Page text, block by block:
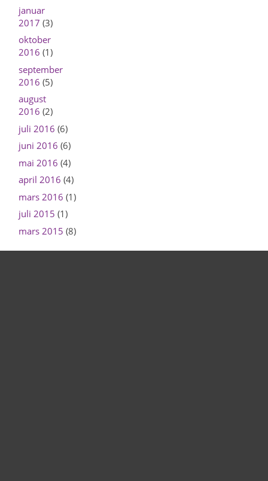
januar
2017 (3)
oktober
2016 (1)
september
2016 (5)
august
2016 (2)
juli 2016 (6)
juni 2016 (6)
mai 2016 (4)
april 2016 (4)
mars 2016 (1)
juli 2015 (1)
mars 2015 (8)